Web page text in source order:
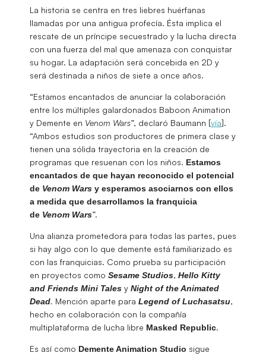
La historia se centra en tres liebres huérfanas
llamadas por una antigua profecía. Ésta implica el
rescate de un príncipe secuestrado y la lucha directa
con una fuerza del mal que amenaza con conquistar
su hogar. La adaptación será concebida en 2D y
será destinada a niños de siete a once años.
“Estamos encantados de anunciar la colaboración
entre los múltiples galardonados Baboon Animation
y Demente en Venom Wars”, declaró Baumann [vía].
“Ambos estudios son productores de primera clase y
tienen una sólida trayectoria en la creación de
programas que resuenan con los niños. Estamos
encantados de que hayan reconocido el potencial
de Venom Wars y esperamos asociarnos con ellos
a medida que desarrollamos la franquicia
de Venom Wars”.
Una alianza prometedora para todas las partes, pues
si hay algo con lo que demente está familiarizado es
con las franquicias. Como prueba su participación
en proyectos como Sesame Studios, Hello Kitty
and Friends Mini Tales y Night of the Animated
Dead. Mención aparte para Legend of Luchasatsu,
hecho en colaboración con la compañía
multiplataforma de lucha libre Masked Republic.
Es así como Demente Animation Studio sigue